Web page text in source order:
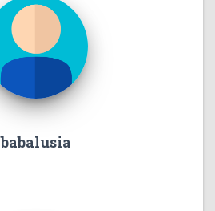
babalusia